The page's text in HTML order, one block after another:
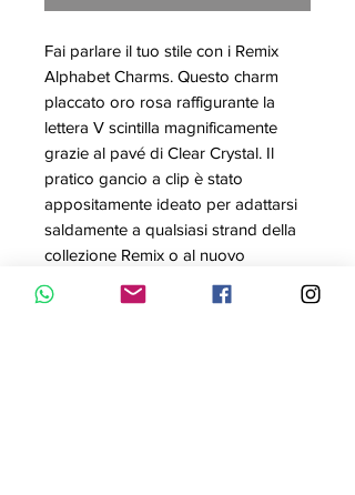
Fai parlare il tuo stile con i Remix
Alphabet Charms. Questo charm
placcato oro rosa raffigurante la
lettera V scintilla magnificamente
grazie al pavé di Clear Crystal. Il
pratico gancio a clip è stato
appositamente ideato per adattarsi
saldamente a qualsiasi strand della
collezione Remix o al nuovo
bracciale Remix Carrier. Puoi anche
indossarlo in aggiunta ad altri gioielli